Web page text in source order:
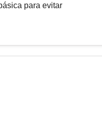
para evitar